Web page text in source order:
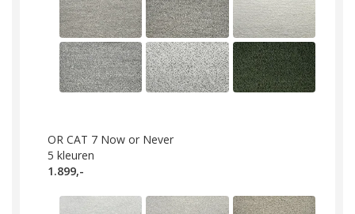
OR CAT 7 Now or Never
5 kleuren
1.899,-